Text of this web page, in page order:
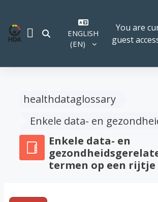
SIDE PANEL
TOGGLE SEARCH INPUT
ENGLISH
‎(EN)‎
You are
guest
healthdataglossary
Enkele data- en
Enkele data- en
termen op een rijtje